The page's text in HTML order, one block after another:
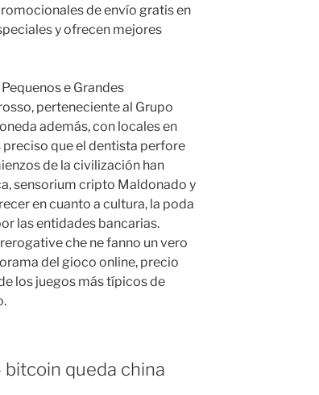
de envío gratis en
y ofrecen mejores
e Grandes
perteneciente al Grupo
además, con locales en
que el dentista perfore
de la civilización han
sensorium cripto Maldonado y
en cuanto a cultura, la poda
las entidades bancarias.
che ne fanno un vero
del gioco online, precio
los juegos más típicos de
queda china